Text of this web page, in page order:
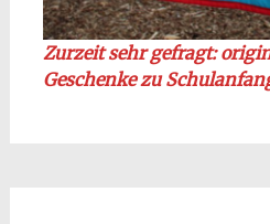
Zurzeit sehr gefragt:
Geschenke zu